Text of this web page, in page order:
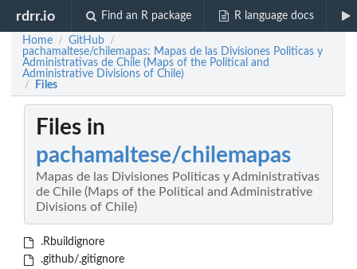
rdrr.io Find an R package R language docs
Home / GitHub /
pachamaltese/chilemapas: Mapas de las Divisiones Politicas y
Administrativas de Chile (Maps of the Political and
Administrative Divisions of Chile)
/ Files
Files in
pachamaltese/chilemapas
Mapas de las Divisiones Politicas y Administrativas
de Chile (Maps of the Political and Administrative
Divisions of Chile)
.Rbuildignore
.github/.gitignore